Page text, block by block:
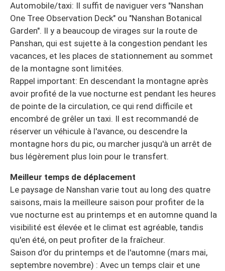
Automobile/taxi: Il suffit de naviguer vers "Nanshan
One Tree Observation Deck" ou "Nanshan Botanical
Garden". Il y a beaucoup de virages sur la route de
Panshan, qui est sujette à la congestion pendant les
vacances, et les places de stationnement au sommet
de la montagne sont limitées.
Rappel important: En descendant la montagne après
avoir profité de la vue nocturne est pendant les heures
de pointe de la circulation, ce qui rend difficile et
encombré de grêler un taxi. Il est recommandé de
réserver un véhicule à l'avance, ou descendre la
montagne hors du pic, ou marcher jusqu'à un arrêt de
bus légèrement plus loin pour le transfert.
Meilleur temps de déplacement
Le paysage de Nanshan varie tout au long des quatre
saisons, mais la meilleure saison pour profiter de la
vue nocturne est au printemps et en automne quand la
visibilité est élevée et le climat est agréable, tandis
qu'en été, on peut profiter de la fraîcheur.
Saison d'or du printemps et de l'automne (mars mai,
septembre novembre) : Avec un temps clair et une